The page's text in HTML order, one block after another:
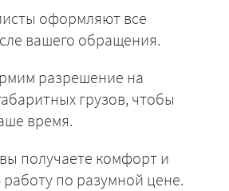
оформляют все
вашего обращения.
разрешение на
грузов, чтобы
время.
получаете комфорт и
по разумной цене.